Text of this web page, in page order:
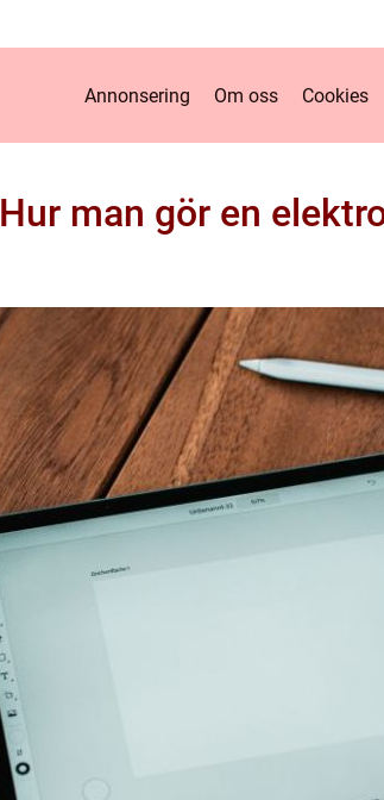
Annonsering Om oss Cookies
Hur man gör en